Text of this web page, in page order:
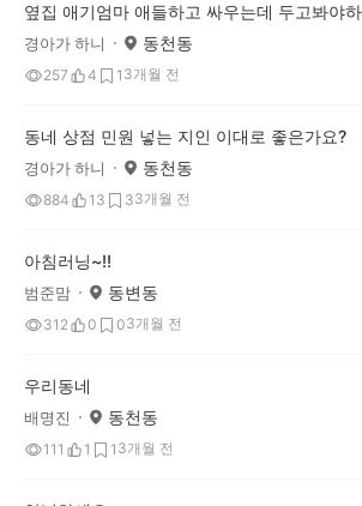
옆집 애기엄마 애들하고 싸우는데 두고봐야
경아가 하니 동천동
257 4 1 3개월 전
동네 상점 민원 넣는 지인 이대로 좋은가요?
경아가 하니 동천동
884 13 33개월 전
아침러닝~!!
범준맘 동변동
312 0 03개월 전
우리동네
배명진 동천동
111 1 1 3개월 전